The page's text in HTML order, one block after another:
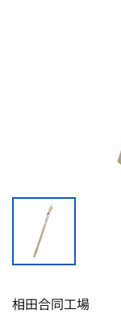
相田合同工場